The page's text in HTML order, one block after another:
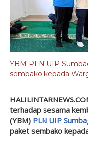
YBM PLN UIP
sembako kepada
terhadap sesama
(YBM) PLN UIP
paket sembako